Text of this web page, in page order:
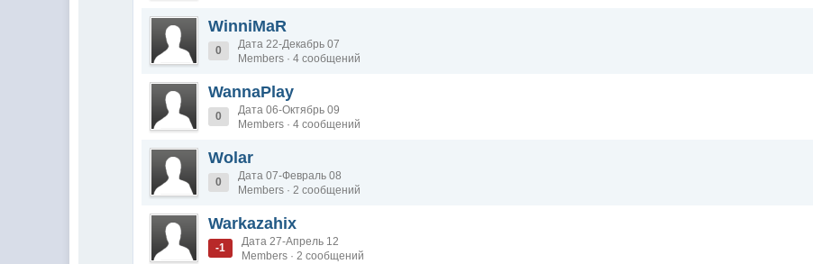
WinniMaR
0
Дата 22-Декабрь 07
Members · 4 сообщений
WannaPlay
0
Дата 06-Октябрь 09
Members · 4 сообщений
Wolar
0
Дата 07-Февраль 08
Members · 2 сообщений
Warkazahix
-1
Дата 27-Апрель 12
Members · 2 сообщений